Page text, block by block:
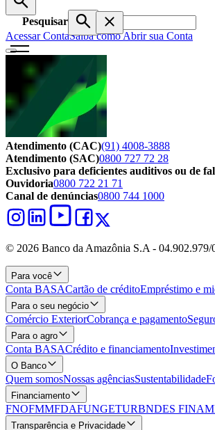
Pesquisar
Acessar ContaSaiba como Abrir sua Conta
Atendimento (CAC)(91) 4008-3888
Atendimento (SAC)0800 727 72 28
Exclusivo para deficientes auditivos ou de
Ouvidoria0800 722 21 71
Canal de denúncias0800 744 1000
© 2026 Banco da Amazônia S.A - 04.902.979/
Para você
Conta BASACartão de créditoEmpréstimo e
Para o seu negócio
Comércio ExteriorCobrança e pagamento
Para o agro
Conta BASACrédito e financiamento
O Banco
Quem somosNossas agênciasSustentabilidade
Financiamento
FNOFMMFDAFUNGETURBNDES
Transparência e Privacidade